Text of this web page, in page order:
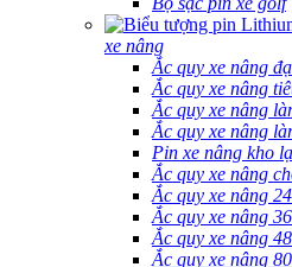
xe nâng
Ắc quy xe nâng
Ắc quy xe nâng
Ắc quy xe nâng
Ắc quy xe nâng
Pin xe nâng kho
Ắc quy xe nâng
Ắc quy xe nâng
Ắc quy xe nâng
Ắc quy xe nâng
Ắc quy xe nâng